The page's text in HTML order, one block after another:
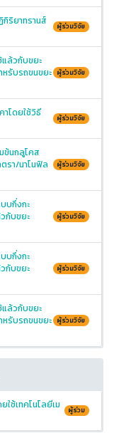
ริยาทรานส์
ผู้ร่วมวิจัย
แล้วกับขยะ
รับรถขนขยะ
ผู้ร่วมวิจัย
โดยใช้วิธี
ผู้ร่วมวิจัย
ข้นกลูโคส
รา/นาโนฟิล
ผู้ร่วมวิจัย
บกึ่งกะ
กับขยะ
ผู้ร่วมวิจัย
บกึ่งกะ
กับขยะ
ผู้ร่วมวิจัย
แล้วกับขยะ
รับรถขนขยะ
ผู้ร่วมวิจัย
ช้เทคโนโลยีเม
ผู้ร่วม